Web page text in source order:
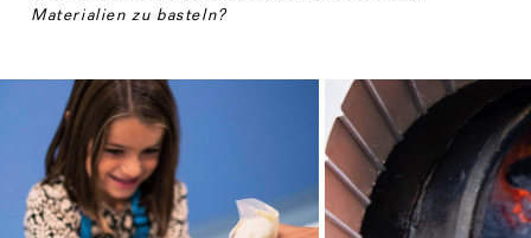
Materialien zu basteln?